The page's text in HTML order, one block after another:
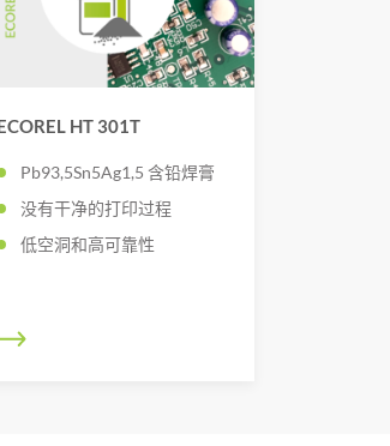
HT 301T
Pb93,5Sn5Ag1,5 含铅焊膏
没有干净的打印过程
低空洞和高可靠性